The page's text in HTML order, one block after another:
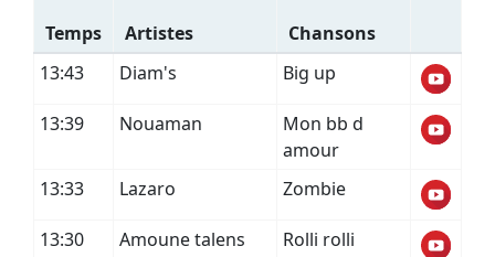
Temps Artistes
Chansons
13:43
Diam's Big up
13:39 Nouaman
Mon bb d
amour
13:33
Lazaro Zombie
13:30 Amoune talens Rolli rolli